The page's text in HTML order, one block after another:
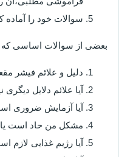
سوالات خود را آماده
بعضی از سوالات اساسی که
دلیل و علائم فیشر
آیا علائم دلایل دیگری
آیا آزمایش ضروری
مشکل من حاد است
آیا رژیم غذایی لازم